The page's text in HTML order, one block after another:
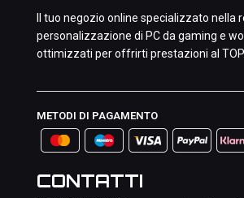
Il tuo negozio online specializzato nella
personalizzazione di PC da gaming e
ottimizzati per offrirti prestazioni al TOP.
METODI DI PAGAMENTO
CONTATTI